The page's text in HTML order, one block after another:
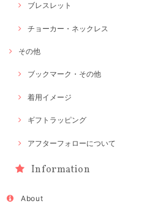
ブレスレット
チョーカー・ネックレス
その他
ブックマーク・その他
着用イメージ
ギフトラッピング
アフターフォローについて
Information
About